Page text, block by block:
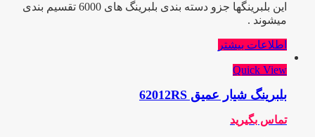
این بلبرینگها جزو دسته بندی بلبرینگ های 6000 تقسیم بندی
میشوند .
اطلاعات بیشتر
Quick View
بلبرینگ شیار عمیق 62012RS
تماس بگیرید